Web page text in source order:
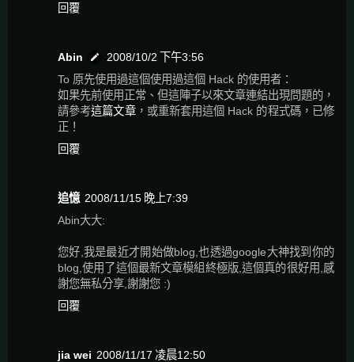
回覆
Abin
2008/10/2 下午3:56
To 原先使用過這個使用過這個 Hack 的使用者：
如果先前使用正常、但這陣子以來文章連結出現問題的，
請參考這篇文章，或重新套用這個 Hack 的程式碼，已修
正！
回覆
追憶 2008/11/15 晚上7:39
Abin大大:
您好,我是最近才開始做blog,也透過google大神找到你的
blog,使用了這個最新文章模組終極版,這個真的很好用,感
謝您無私分享,謝謝您 :)
回覆
jia wei 2008/11/17 凌晨12:50